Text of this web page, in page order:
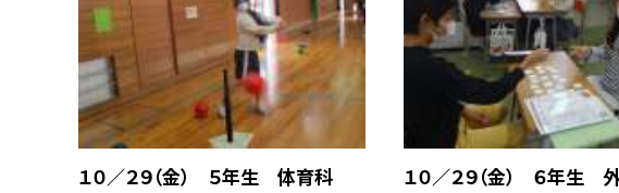
１０／２９（金） ５年生 体育科 １０／２９（金） ６年生